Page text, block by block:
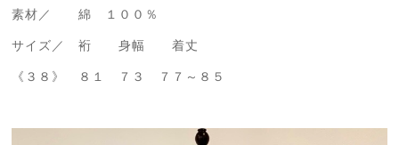
素材／ 綿 １００％
サイズ／ 裄 身幅 着丈
《３８》 ８１ ７３ ７７～８５